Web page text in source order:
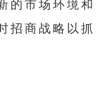
的市场环境和
招商战略以抓